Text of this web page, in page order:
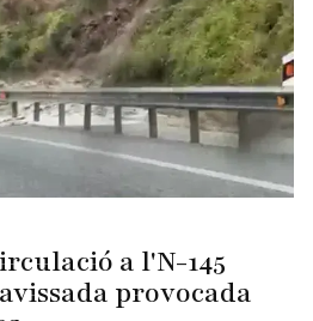
a l'N-145
provocada